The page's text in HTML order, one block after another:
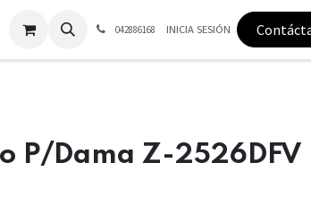
042886168 INICIA SESIÓN
P/Dama Z-2526DFV